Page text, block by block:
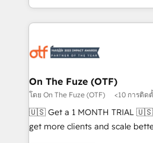
your resilient growth.
Loop Marketing framework
services, smart agents, and
results, fast. ⚙️CRM & RevOps: Align all Hubs to your
🎯Demand Gen & ABM: Drive
ABM, AEO, SEO, & paid media. 👩‍💻Web Design:
Build high-performing websites
& conversion strategy that drive
On The Fuze (OTF)
โดย On The Fuze (OTF) <10 การติด
🇺🇸 Get a 1 MONTH TRIAL 🇺🇸 Helping lean teams
get more clients and scale